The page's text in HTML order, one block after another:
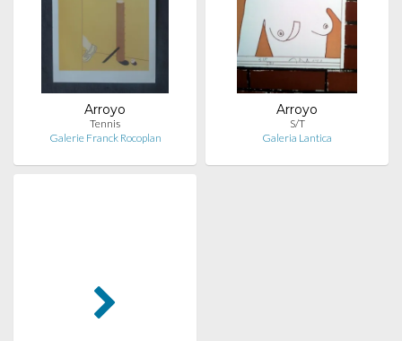
Arroyo
Tennis
Galerie Franck Rocoplan
Arroyo
S/T
Galeria Lantica